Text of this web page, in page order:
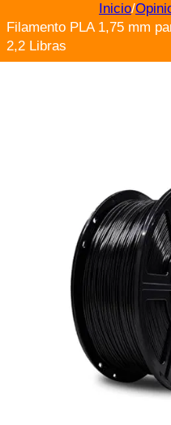
Inicio/
Filamento PLA 1,75 mm
2,2 Libras